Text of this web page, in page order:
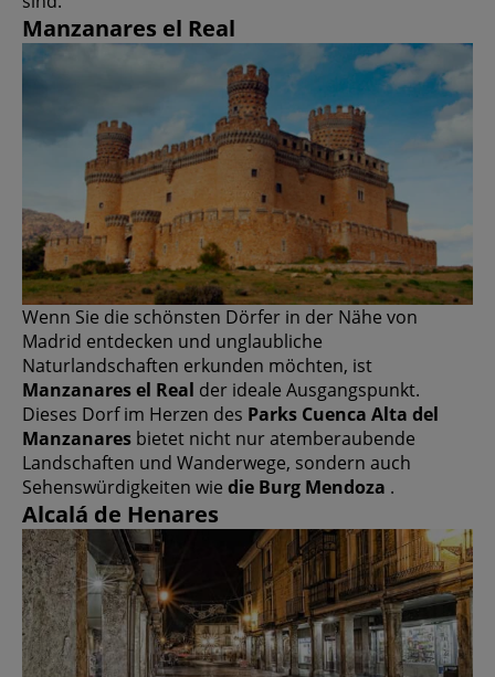
Manzanares el Real
Wenn Sie die schönsten Dörfer in der Nähe von
Madrid entdecken und unglaubliche
Naturlandschaften erkunden möchten, ist
Manzanares el Real der ideale Ausgangspunkt.
Dieses Dorf im Herzen des Parks Cuenca Alta del
Manzanares bietet nicht nur atemberaubende
Landschaften und Wanderwege, sondern auch
Sehenswürdigkeiten wie die Burg Mendoza .
Alcalá de Henares